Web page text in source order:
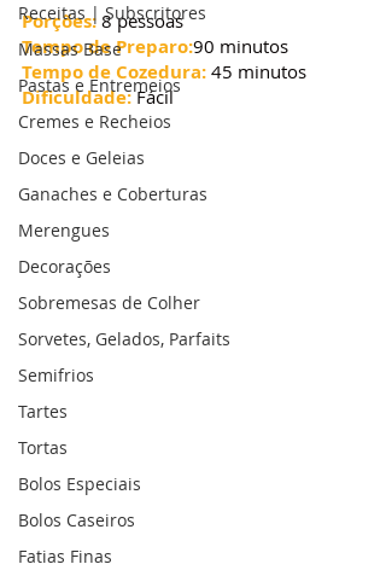
Receitas | Subscritores
Massas Base
Pastas e Entremeios
Cremes e Recheios
Doces e Geleias
Ganaches e Coberturas
Merengues
Decorações
Sobremesas de Colher
Sorvetes, Gelados, Parfaits
Semifrios
Tartes
Tortas
Bolos Especiais
Bolos Caseiros
Fatias Finas
Porções: 8 pessoas
Tempo de Preparo:90 minutos
Tempo de Cozedura: 45 minutos
Dificuldade: Fácil